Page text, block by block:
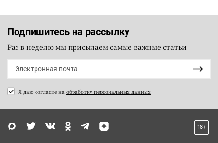
Подпишитесь на рассылку
Раз в неделю мы присылаем самые важные статьи
Я даю согласие на обработку персональных данных
18+